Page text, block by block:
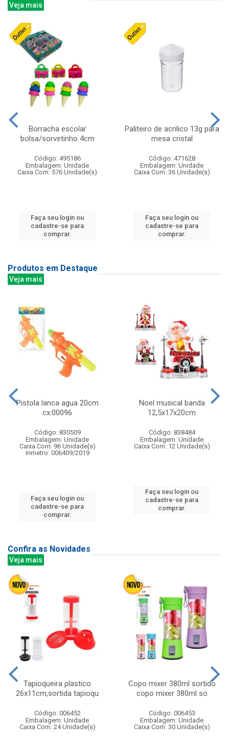
Veja mais
Borracha escolar
bolsa/sorvetinho 4cm
Código: 495186
Embalagem: Unidade
Caixa Com: 576 Unidade(s)
Faça seu login ou
cadastre-se para
comprar.
Paliteiro de acrilico 13g para
mesa cristal
Código: 471628
Embalagem: Unidade
Caixa Com: 36 Unidade(s)
Faça seu login ou
cadastre-se para
comprar.
Produtos em Destaque
Veja mais
Pistola lanca agua 20cm
cx:00096
Código: 830509
Embalagem: Unidade
Caixa Com: 96 Unidade(s)
Inmetro: 006409/2019
Faça seu login ou
cadastre-se para
comprar.
Noel musical banda
12,5x17x20cm
Código: 838484
Embalagem: Unidade
Caixa Com: 12 Unidade(s)
Faça seu login ou
cadastre-se para
comprar.
Confira as Novidades
Veja mais
Tapioqueira plastico
26x11cm,sortida tapioqu
Código: 006452
Embalagem: Unidade
Caixa Com: 24 Unidade(s)
Copo mixer 380ml sortido
copo mixer 380ml so
Código: 006453
Embalagem: Unidade
Caixa Com: 30 Unidade(s)